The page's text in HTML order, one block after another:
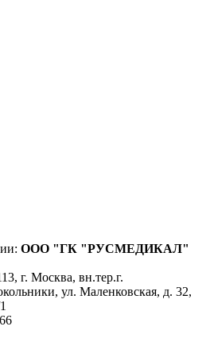
ООО "ГК "РУСМЕДИКАЛ"
, г. Москва, вн.тер.г.
ул. Маленковская, д. 32,